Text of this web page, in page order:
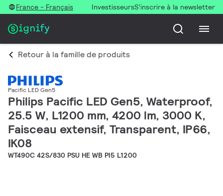
France - Français InvestisseursS’inscrire à la newsletter
Retour à la famille de produits
Pacific LED Gen5
Philips Pacific LED Gen5, Waterproof,
25.5 W, L1200 mm, 4200 lm, 3000 K,
Faisceau extensif, Transparent, IP66,
IK08
WT490C 42S/830 PSU HE WB PI5 L1200